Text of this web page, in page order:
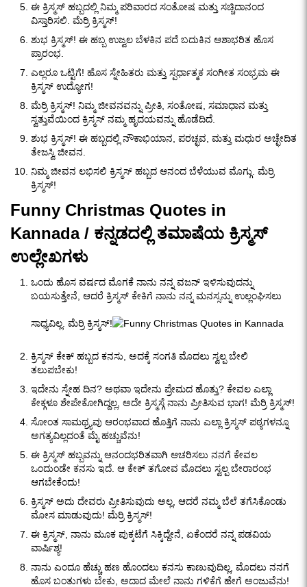
ಈ ಕ್ರಿಸ್ಮಸ್ ಹಬ್ಬದಲ್ಲಿ ನಿಮ್ಮ ಪರಿವಾರದ ಸಂತೋಷ ಮತ್ತು ಸಚ್ಚಿದಾನಂದ
ವಿಸ್ತಾರಿಸಲಿ. ಮೆರ್ರಿ ಕ್ರಿಸ್ಮಸ್!
ಶುಭ ಕ್ರಿಸ್ಮಸ್! ಈ ಹಬ್ಬ ಉಜ್ವಲ ಬೆಳಕಿನ ಪದೆ ಬದುಕಿನ ಆಶಾಭರಿತ ಹೊಸ
ಪ್ರಾರಂಭ.
ಎಲ್ಲರೂ ಒಟ್ಟಿಗೆ! ಹೊಸ ಸ್ನೇಹಿತರು ಮತ್ತು ಸ್ಪರ್ಧಾತ್ಮಕ ಸಂಗೀತ ಸಂಭ್ರಮ ಈ
ಕ್ರಿಸ್ಮಸ್ ಉದ್ಯೋಗ!
ಮೆರ್ರಿ ಕ್ರಿಸ್ಮಸ್! ನಿಮ್ಮ ಜೀವನವನ್ನು ಪ್ರೀತಿ, ಸಂತೋಷ, ಸಮಾಧಾನ ಮತ್ತು
ಸ್ವತ್ತುವೆಯಿಂದ ಕ್ರಿಸ್ಮಸ್ ನಮ್ಮ ಹೃದಯವನ್ನು ಹೊಡೆದಿದೆ.
ಶುಭ ಕ್ರಿಸ್ಮಸ್! ಈ ಹಬ್ಬದಲ್ಲಿ ನೌಕಾಭಿಯಾನ, ಪರಚ್ಛವ, ಮತ್ತು ಮಧುರ ಅಚ್ಛೇದಿತ
ತೇಜಸ್ವಿ ಜೀವನ.
ನಿಮ್ಮ ಜೀವನ ಲಭಿಸಲಿ ಕ್ರಿಸ್ಮಸ್ ಹಬ್ಬದ ಆನಂದ ಬೆಳೆಯುವ ಮೊಗ್ಗು. ಮೆರ್ರಿ
ಕ್ರಿಸ್ಮಸ್!
Funny Christmas Quotes in
Kannada / ಕನ್ನಡದಲ್ಲಿ ತಮಾಷೆಯ ಕ್ರಿಸ್ಮಸ್
ಉಲ್ಲೇಖಗಳು
ಒಂದು ಹೊಸ ವರ್ಷದ ಮೊಗಕೆ ನಾನು ನನ್ನ ವಜನ್ ಇಳಿಸುವುದನ್ನು
ಬಯಸುತ್ತೇನೆ, ಆದರೆ ಕ್ರಿಸ್ಮಸ್ ಕೇಕಿಗೆ ನಾನು ನನ್ನ ಮನಸ್ಸನ್ನು ಉಲ್ಲಂಘಿಸಲು
ಸಾಧ್ಯವಿಲ್ಲ. ಮೆರ್ರಿ ಕ್ರಿಸ್ಮಸ್!
ಕ್ರಿಸ್ಮಸ್ ಕೇಕ್ ಹಬ್ಬದ ಕನಸು, ಅದಕ್ಕೆ ಸಂಗತಿ ಮೊದಲು ಸ್ವಲ್ಪ ಬೇಲಿ
ತಲುಪಬೇಕು!
ಇದೇನು ಸ್ನೇಹ ದಿನ? ಅಥವಾ ಇದೇನು ಪ್ರೇಮದ ಹೊತ್ತು? ಕೇವಲ ಎಲ್ಲಾ
ಕೇಕ್ಗಳೂ ಶೇಪೇಕೋಗಿದ್ದಲ್ಲ, ಅದೇ ಕ್ರಿಸ್ಮಸ್ಗೆ ನಾನು ಪ್ರೀತಿಸುವ ಭಾಗ! ಮೆರ್ರಿ ಕ್ರಿಸ್ಮಸ್!
ಸೋಂತ ಸಾಮಥ್ರ್ಯವು ಆರಂಭವಾದ ಹೊತ್ತಿಗೆ ನಾನು ಎಲ್ಲಾ ಕ್ರಿಸ್ಮಸ್ ಪಠ್ಯಗಳನ್ನೂ
ಅಗತ್ಯವಿಲ್ಲದಂತೆ ಮೈ ಹಚ್ಚುವೆನು!
ಈ ಕ್ರಿಸ್ಮಸ್ ಹಬ್ಬವನ್ನು ಆನಂದಭರಿತವಾಗಿ ಆಚರಿಸಲು ನನಗೆ ಕೇವಲ
ಒಂದುಂಡೇ ಕನಸು ಇದೆ. ಆ ಕೇಕ್ ತಗೋವ ಮೊದಲು ಸ್ವಲ್ಪ ಬೇರಾರಂಭ
ಆಗಬೇಕೆಂದು!
ಕ್ರಿಸ್ಮಸ್ ಅದು ದೇವರು ಪ್ರೀತಿಸುವುದು ಅಲ್ಲ, ಆದರೆ ನಮ್ಮ ಬೆಲೆ ತಗೆಸಿಕೊಂಡು
ಮೋಸ ಮಾಡುವುದು! ಮೆರ್ರಿ ಕ್ರಿಸ್ಮಸ್!
ಈ ಕ್ರಿಸ್ಮಸ್, ನಾನು ಮೂಕ ಪುಕ್ಕಟೆಗೆ ಸಿಕ್ಕಿದ್ದೇನೆ, ಏಕೆಂದರೆ ನನ್ನ ಪಡವಿಯ
ವಾರ್ಷಿಶ್ಯ!
ನಾನು ಎಂದೂ ಹೆಚ್ಚು ಹಣ ಹೊಂದಲು ಕನಸು ಕಾಣುವುದಿಲ್ಲ, ಮೊದಲು ನನಗೆ
ಹೊಸ ಬಂತುಗಳು ಬೇಕು, ಅದಾದ ಮೇಲೆ ನಾನು ಗಳಿಕೆಗೆ ಹೇಗೆ ಅಂಜುವೆನು!